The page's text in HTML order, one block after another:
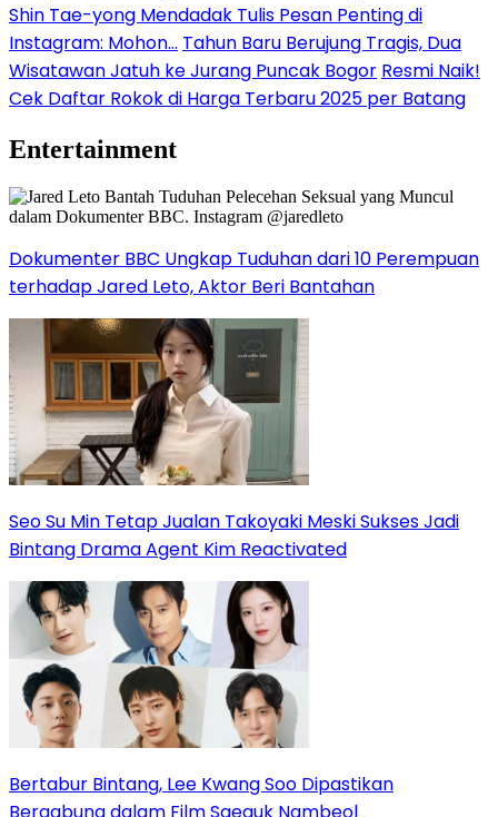
Shin Tae-yong Mendadak Tulis Pesan Penting di
Instagram: Mohon… Tahun Baru Berujung Tragis, Dua
Wisatawan Jatuh ke Jurang Puncak Bogor Resmi Naik!
Cek Daftar Rokok di Harga Terbaru 2025 per Batang
Entertainment
Dokumenter BBC Ungkap Tuduhan dari 10 Perempuan
terhadap Jared Leto, Aktor Beri Bantahan
Seo Su Min Tetap Jualan Takoyaki Meski Sukses Jadi
Bintang Drama Agent Kim Reactivated
Bertabur Bintang, Lee Kwang Soo Dipastikan
Bergabung dalam Film Saeguk Nambeol